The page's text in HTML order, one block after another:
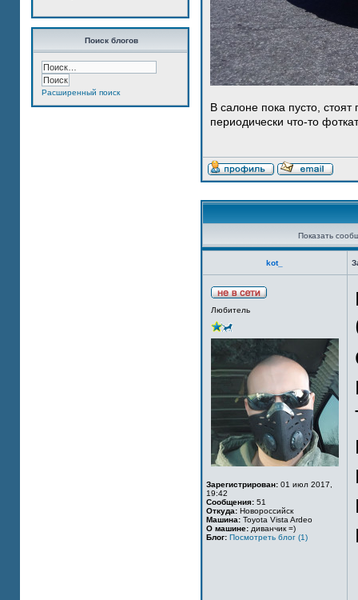
Поиск блогов
Расширенный поиск
В салоне пока пусто,
периодически что-то
Показать
kot_
Любитель
Зарегистрирован: 01 июл 2017,
19:42
Сообщения: 51
Откуда: Новороссийск
Машина: Toyota Vista Ardeo
О машине: диванчик =)
Блог: Посмотреть блог (1)